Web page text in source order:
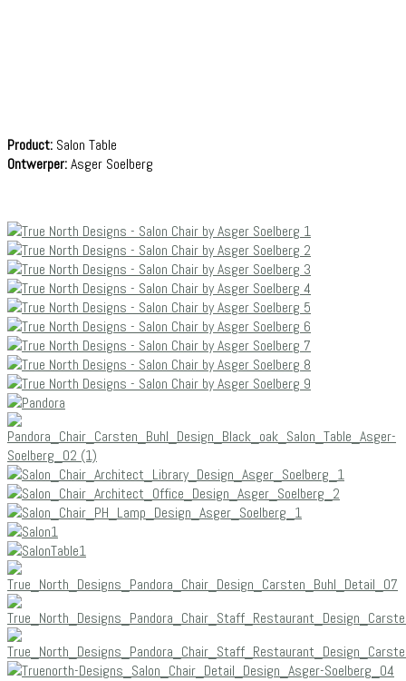
Product: Salon Table
Ontwerper:Asger Soelberg